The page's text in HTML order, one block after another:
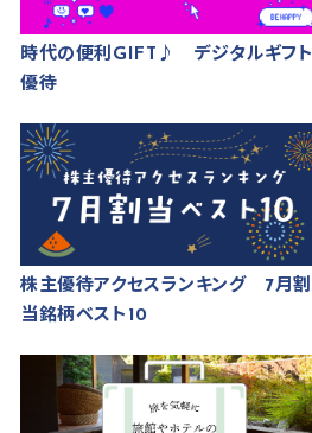
時代の便利GIFT♪ デジタルギフト
優待
株主優待アクセスランキング 7月割
当銘柄ベスト10